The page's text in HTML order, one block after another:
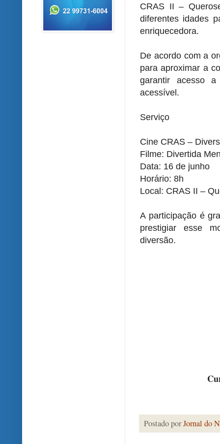
CRAS II –
diferentes idades
enriquecedora.
De acordo com a
para aproximar a
garantir acesso
acessível.
Serviço
Cine CRAS –
Filme: Divertida
Data: 16 de junho
Horário: 8h
Local: CRAS II –
A participação é
prestigiar esse
diversão.
Postado porJornal do